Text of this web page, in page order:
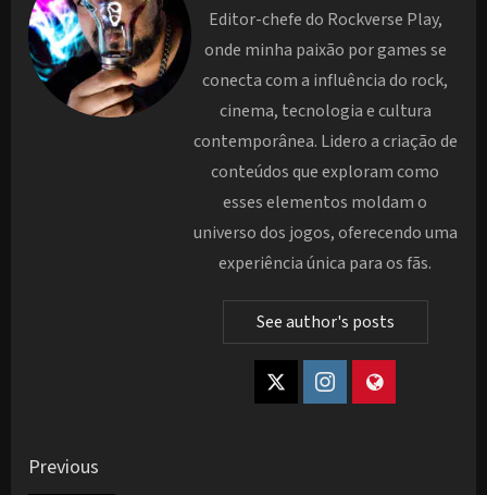
Editor-chefe do Rockverse Play,
onde minha paixão por games se
conecta com a influência do rock,
cinema, tecnologia e cultura
contemporânea. Lidero a criação de
conteúdos que exploram como
esses elementos moldam o
universo dos jogos, oferecendo uma
experiência única para os fãs.
See author's posts
Post
Previous